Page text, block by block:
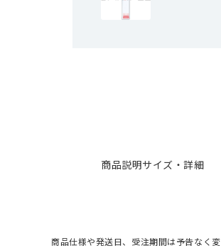
商品説明サイズ・詳細
商品仕様や発送日、受注期間は予告なく変